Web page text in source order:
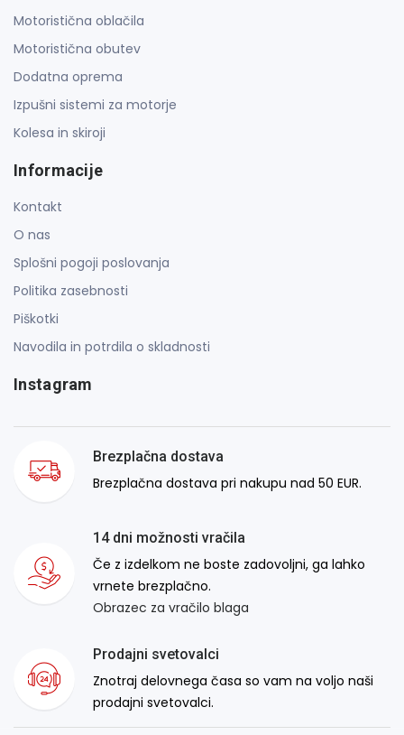
Motoristična oblačila
Motoristična obutev
Dodatna oprema
Izpušni sistemi za motorje
Kolesa in skiroji
Informacije
Kontakt
O nas
Splošni pogoji poslovanja
Politika zasebnosti
Piškotki
Navodila in potrdila o skladnosti
Instagram
Brezplačna dostava
Brezplačna dostava pri nakupu nad 50 EUR.
14 dni možnosti vračila
Če z izdelkom ne boste zadovoljni, ga lahko
vrnete brezplačno.
Obrazec za vračilo blaga
Prodajni svetovalci
Znotraj delovnega časa so vam na voljo naši
prodajni svetovalci.